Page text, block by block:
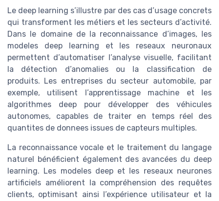
Le deep learning s’illustre par des cas d’usage concrets
qui transforment les métiers et les secteurs d’activité.
Dans le domaine de la reconnaissance d’images, les
modeles deep learning et les reseaux neuronaux
permettent d’automatiser l’analyse visuelle, facilitant
la détection d’anomalies ou la classification de
produits. Les entreprises du secteur automobile, par
exemple, utilisent l’apprentissage machine et les
algorithmes deep pour développer des véhicules
autonomes, capables de traiter en temps réel des
quantites de donnees issues de capteurs multiples.
La reconnaissance vocale et le traitement du langage
naturel bénéficient également des avancées du deep
learning. Les modeles deep et les reseaux neurones
artificiels améliorent la compréhension des requêtes
clients, optimisant ainsi l’expérience utilisateur et la